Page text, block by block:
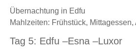
Übernachtung in Edfu
Mahlzeiten: Frühstück, Mittagessen,
Tag 5: Edfu –Esna –Luxor